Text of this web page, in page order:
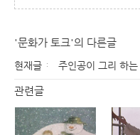
'문화가 토크'의 다른글
현재글 주인공이 그리 하
관련글